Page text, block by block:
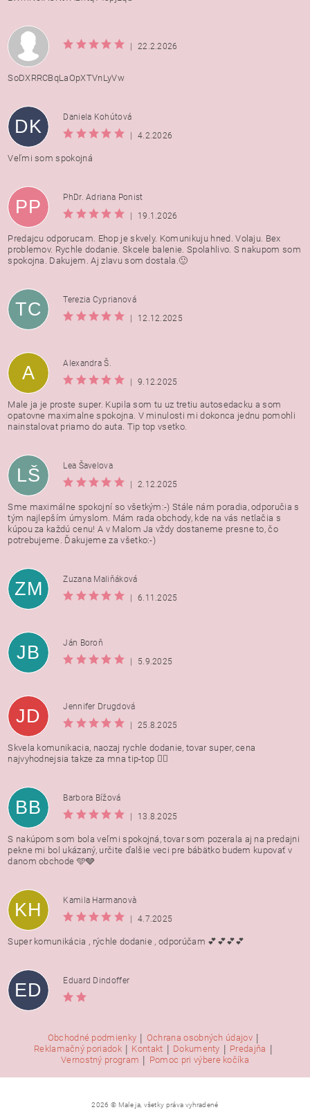
| 22.2.2026
SoDXRRCBqLaOpXTVnLyVw
DK
Daniela Kohútová
|
4.2.2026
Veľmi som spokojná
PP
PhDr. Adriana Ponist
|
19.1.2026
Predajcu odporucam. Ehop je skvely. Komunikuju hned. Volaju. Bex
problemov. Rychle dodanie. Skcele balenie. Spolahlivo. S nakupom som
spokojna. Dakujem. Aj zlavu som dostala.🙂
TC
Terezia Cyprianová
|
12.12.2025
A
Alexandra Š.
|
9.12.2025
Male ja je proste super. Kupila som tu uz tretiu autosedacku a som
opatovne maximalne spokojna. V minulosti mi dokonca jednu pomohli
nainstalovat priamo do auta. Tip top vsetko.
LŠ
Lea Šavelova
|
2.12.2025
Sme maximálne spokojní so všetkým:-) Stále nám poradia, odporučia s
tým najlepším úmyslom. Mám rada obchody, kde na vás netlačia s
kúpou za každú cenu! A v Malom Ja vždy dostaneme presne to, čo
potrebujeme. Ďakujeme za všetko:-)
ZM
Zuzana Maliňáková
|
6.11.2025
JB
Ján Boroň
|
5.9.2025
JD
Jennifer Drugdová
|
25.8.2025
Skvela komunikacia, naozaj rychle dodanie, tovar super, cena
najvyhodnejsia takze za mna tip-top 👍🏻
BB
Barbora Bížová
|
13.8.2025
S nakúpom som bola veľmi spokojná, tovar som pozerala aj na predajni
pekne mi bol ukázaný, určite ďalšie veci pre bábätko budem kupovať v
danom obchode 🩵🩶
KH
Kamila Harmanovà
|
4.7.2025
Super komunikácia , rýchle dodanie , odporúčam 💕💕💕💕
ED Eduard Dindoffer
Obchodné podmienky | Ochrana osobných údajov |
Reklamačný poriadok | Kontakt | Dokumenty | Predajňa |
Vernostný program | Pomoc pri výbere kočíka
2026 © Male ja, všetky práva vyhradené